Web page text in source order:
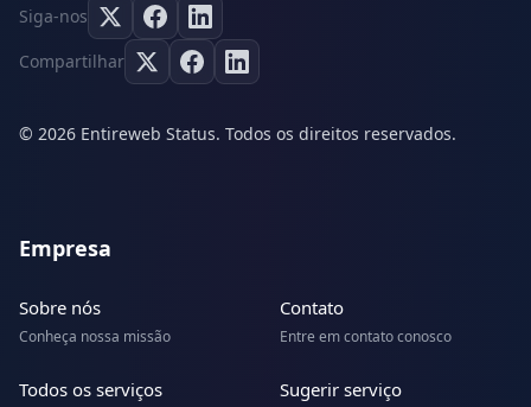
Siga-nos
Compartilhar
© 2026 Entireweb Status. Todos os direitos reservados.
Empresa
Sobre nós
Conheça nossa missão
Contato
Entre em contato conosco
Todos os serviços Sugerir serviço